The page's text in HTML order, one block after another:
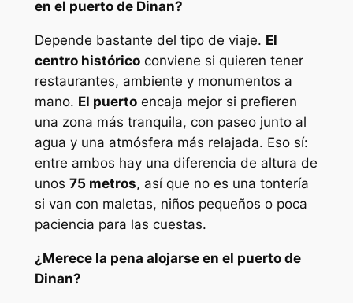
en el puerto de Dinan?
Depende bastante del tipo de viaje. El
centro históricoconviene si quieren tener
restaurantes, ambiente y monumentos a
mano. El puertoencaja mejor si prefieren
una zona más tranquila, con paseo junto al
agua y una atmósfera más relajada. Eso sí:
entre ambos hay una diferencia de altura de
unos 75 metros, así que no es una tontería
si van con maletas, niños pequeños o poca
paciencia para las cuestas.
¿Merece la pena alojarse en el puerto de
Dinan?